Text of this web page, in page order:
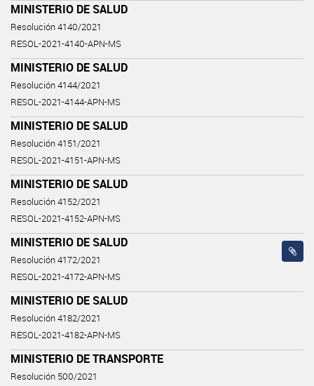
MINISTERIO DE SALUD
Resolución 4140/2021
RESOL-2021-4140-APN-MS
MINISTERIO DE SALUD
Resolución 4144/2021
RESOL-2021-4144-APN-MS
MINISTERIO DE SALUD
Resolución 4151/2021
RESOL-2021-4151-APN-MS
MINISTERIO DE SALUD
Resolución 4152/2021
RESOL-2021-4152-APN-MS
MINISTERIO DE SALUD
Resolución 4172/2021
RESOL-2021-4172-APN-MS
MINISTERIO DE SALUD
Resolución 4182/2021
RESOL-2021-4182-APN-MS
MINISTERIO DE TRANSPORTE
Resolución 500/2021